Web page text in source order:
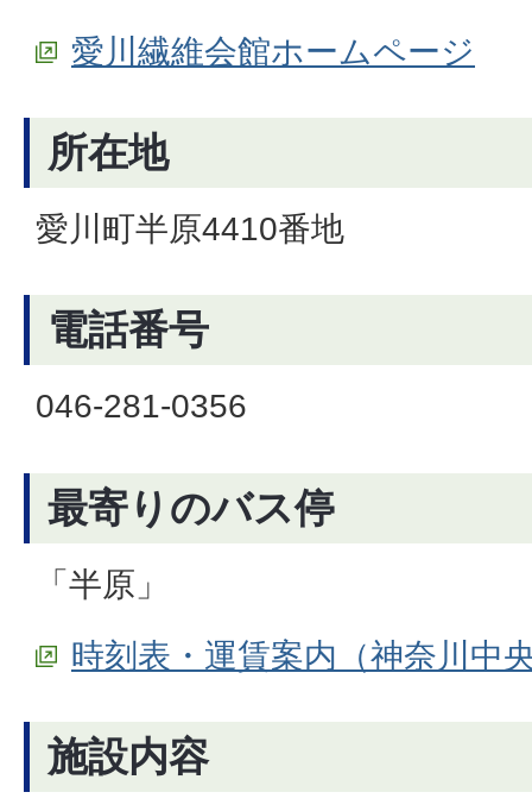
愛川繊維会館ホームページ
所在地
愛川町半原4410番地
電話番号
046-281-0356
最寄りのバス停
「半原」
時刻表・運賃案内（神奈川中
施設内容